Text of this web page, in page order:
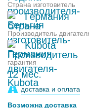
Страна изготовитель
Германия
Производитель
Kubota
гарантия
12 мес.
доставка и оплата
Возможна доставка